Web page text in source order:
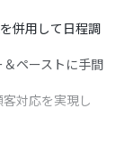
併用して日程調
ペーストに手間
対応を実現し